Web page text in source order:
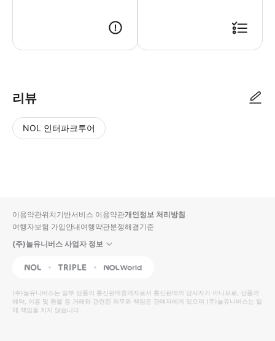
리뷰
NOL 인터파크투어
입니
다.
높
은
순
사
동
영
상
순
상
이용약관위치기반서비스 이용약관개인정보 처리방침
여행자보험 가입안내여행약관분쟁해결기준
(주)놀유니버스 사업자 정보
NOL Triple Interpark Global
(주)놀유니버스는 일부 상품의 통신판매중개자로서 통신판매의 당사자가 아니므로, 상품의
예약, 이용 및 환불 등 거래와 관련된 의무와 책임은 판매자에게 있으며 (주)놀유니버스는 일
체 책임을 지지 않습니다.